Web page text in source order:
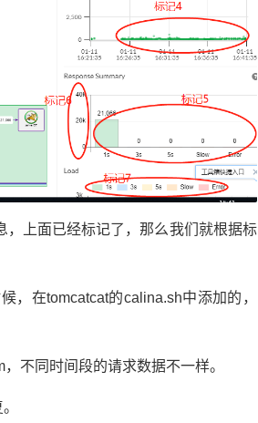
，上面已经标记了，那么我们就根据标
，在tomcatcat的calina.sh中添加的，
不同时间段的请求数据不一样。